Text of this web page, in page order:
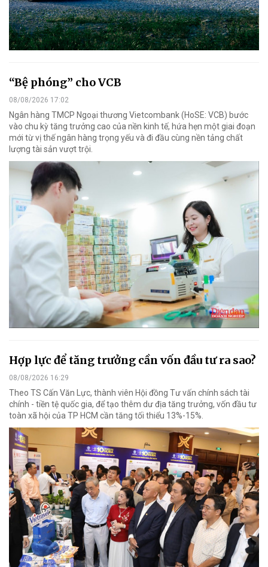
“Bệ phóng” cho VCB
08/08/2026 17:02
Ngân hàng TMCP Ngoại thương Vietcombank (HoSE: VCB) bước
vào chu kỳ tăng trưởng cao của nền kinh tế, hứa hẹn một giai đoạn
mới từ vị thế ngân hàng trọng yếu và đi đầu cùng nền tảng chất
lượng tài sản vượt trội.
Hợp lực để tăng trưởng cần vốn đầu tư ra sao?
08/08/2026 16:29
Theo TS Cấn Văn Lực, thành viên Hội đồng Tư vấn chính sách tài
chính - tiền tệ quốc gia, để tạo thêm dư địa tăng trưởng, vốn đầu tư
toàn xã hội của TP HCM cần tăng tối thiểu 13%-15%.